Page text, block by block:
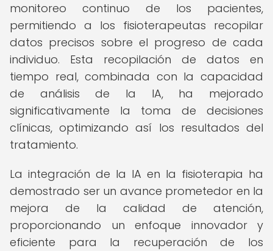
monitoreo continuo de los pacientes,
permitiendo a los fisioterapeutas recopilar
datos precisos sobre el progreso de cada
individuo. Esta recopilación de datos en
tiempo real, combinada con la capacidad
de análisis de la IA, ha mejorado
significativamente la toma de decisiones
clínicas, optimizando así los resultados del
tratamiento.
La integración de la IA en la fisioterapia ha
demostrado ser un avance prometedor en la
mejora de la calidad de atención,
proporcionando un enfoque innovador y
eficiente para la recuperación de los